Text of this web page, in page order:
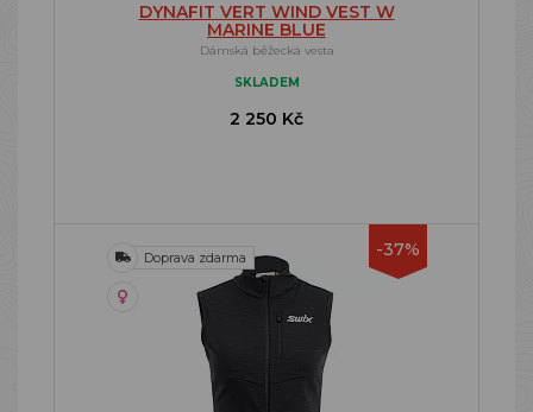
DYNAFIT VERT WIND VEST W
MARINE BLUE
Dámská běžecká vesta
SKLADEM
2 250 Kč
-37%
Doprava zdarma